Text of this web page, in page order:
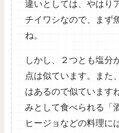
違いとしては、やはり
チイワシなので、まず
ね。
しかし、２つとも塩分
点は似ています。また
はあるので似ています
みとして食べられる「
ヒージョなどの料理に